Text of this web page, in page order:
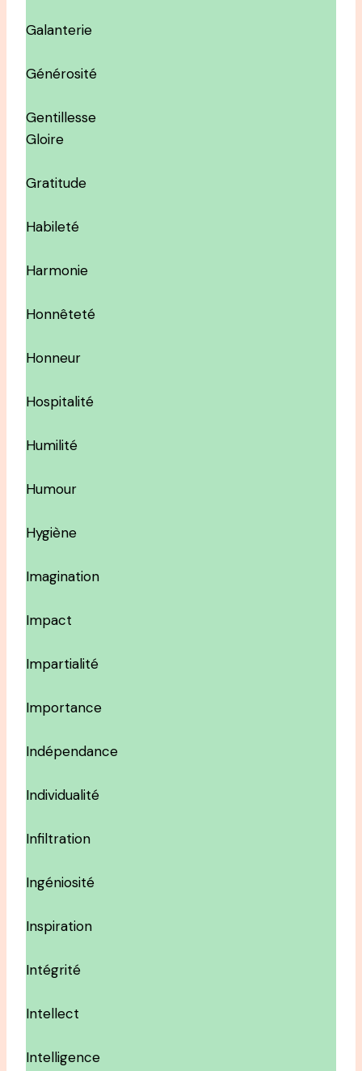
Galanterie
Générosité
Gentillesse
Gloire
Gratitude
Habileté
Harmonie
Honnêteté
Honneur
Hospitalité
Humilité
Humour
Hygiène
Imagination
Impact
Impartialité
Importance
Indépendance
Individualité
Infiltration
Ingéniosité
Inspiration
Intégrité
Intellect
Intelligence